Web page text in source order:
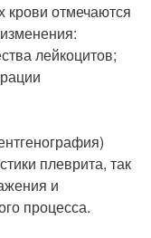
отмечаются
лейкоцитов;
плеврита, так
и
процесса.